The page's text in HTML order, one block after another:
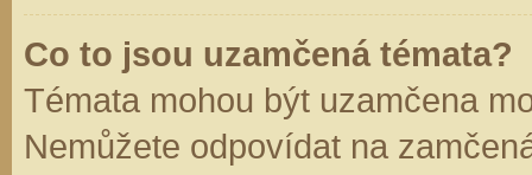
Co to jsou uzamčená témata?
Témata mohou být uzamčena
Nemůžete odpovídat na